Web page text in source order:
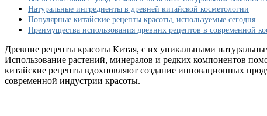
на
современные
косметические
средства?
Натуральные ингредиенты в древней китайской косметологии
Популярные китайские рецепты красоты, используемые сегодня
Преимущества использования древних рецептов в современной
Древние рецепты красоты Китая, с их уникальными
Использование растений, минералов и редких компонентов
китайские рецепты вдохновляют создание инновационных
современной индустрии красоты.